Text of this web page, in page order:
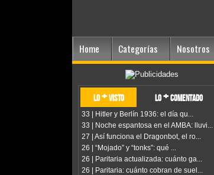
Home Categorías Nosotros
lo + visto lo + comentado
33 | Hitler y Berlín 1936: el día qu...
33 | Noche espantosa en el AMBA: lluvi...
27 | Así funciona el Dragonbot, el ro...
26 | “Mojado” y “tonks”: qué ...
26 | Paritaria actualizada: cuánto ga...
26 | Paritaria: cuánto cobran de suel...